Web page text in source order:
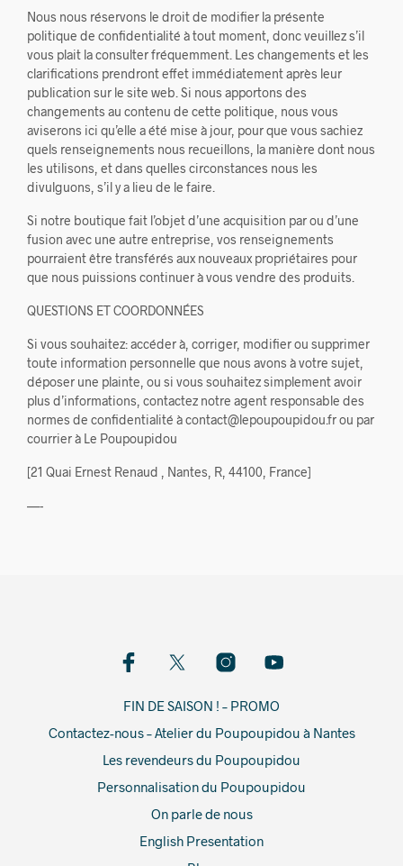
Nous nous réservons le droit de modifier la présente
politique de confidentialité à tout moment, donc veuillez s’il
vous plait la consulter fréquemment. Les changements et les
clarifications prendront effet immédiatement après leur
publication sur le site web. Si nous apportons des
changements au contenu de cette politique, nous vous
aviserons ici qu’elle a été mise à jour, pour que vous sachiez
quels renseignements nous recueillons, la manière dont nous
les utilisons, et dans quelles circonstances nous les
divulguons, s’il y a lieu de le faire.
Si notre boutique fait l’objet d’une acquisition par ou d’une
fusion avec une autre entreprise, vos renseignements
pourraient être transférés aux nouveaux propriétaires pour
que nous puissions continuer à vous vendre des produits.
QUESTIONS ET COORDONNÉES
Si vous souhaitez: accéder à, corriger, modifier ou supprimer
toute information personnelle que nous avons à votre sujet,
déposer une plainte, ou si vous souhaitez simplement avoir
plus d’informations, contactez notre agent responsable des
normes de confidentialité à contact@lepoupoupidou.fr ou par
courrier à Le Poupoupidou
[21 Quai Ernest Renaud , Nantes, R, 44100, France]
—-
FIN DE SAISON ! – PROMO
Contactez-nous – Atelier du Poupoupidou à Nantes
Les revendeurs du Poupoupidou
Personnalisation du Poupoupidou
On parle de nous
English Presentation